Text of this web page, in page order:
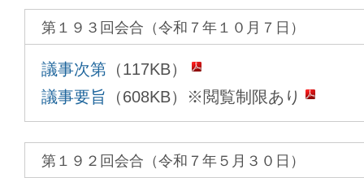
第１９３回会合（令和７年１０月７日）
議事次第 （117KB）
議事要旨 （608KB）※閲覧制限あり
第１９２回会合（令和７年５月３０日）